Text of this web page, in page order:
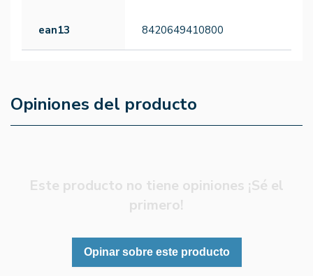
ean13 8420649410800
Opiniones del producto
Este producto no tiene opiniones ¡Sé el
primero!
Opinar sobre este producto